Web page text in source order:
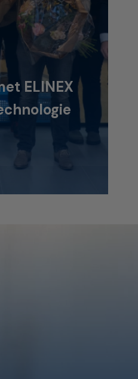
ELINEX